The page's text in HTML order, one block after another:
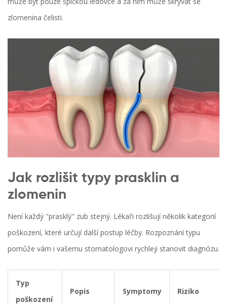
zlomenina čelisti.
Jak rozlišit typy prasklin a
zlomenin
Není každý "prasklý" zub stejný. Lékaři rozlišují několik kategorií
poškození, které určují další postup léčby. Rozpoznání typu
pomůže vám i vašemu stomatologovi rychleji stanovit diagnózu.
Typ
poškození
Popis Symptomy Riziko